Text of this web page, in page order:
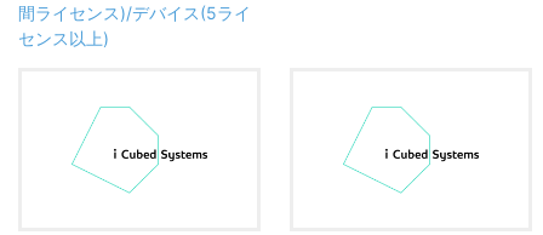
間ライセンス)/デバイス(5ライ
センス以上)